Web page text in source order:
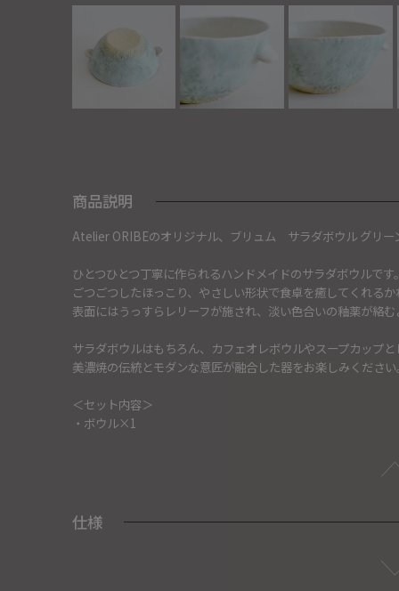
商品説明
Atelier ORIBEのオリジナル、ブリュム サラダボウル グリー
ひとつひとつ丁寧に作られるハンドメイドのサラダボウルです
ごつごつしたほっこり、やさしい形状で食卓を癒してくれる
表面にはうっすらレリーフが施され、淡い色合いの釉薬が絡
サラダボウルはもちろん、カフェオレボウルやスープカップ
美濃焼の伝統とモダンな意匠が融合した器をお楽しみください
＜セット内容＞
・ボウル×1
仕様